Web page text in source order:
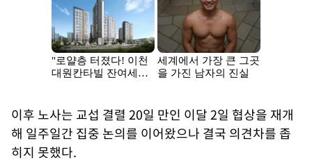
이후 노사는 교섭 결렬 20일 만인 이달 2일 협상을 재개
해 일주일간 집중 논의를 이어왔으나 결국 의견차를 좁
히지 못했다.